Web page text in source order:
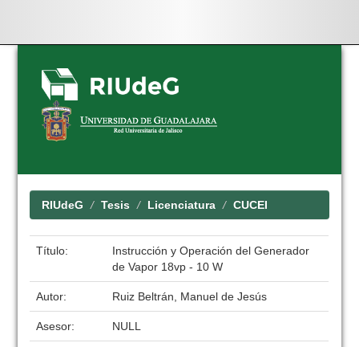
Skip
navigation
RIUdeG Tesis Licenciatura CUCEI
Título:
Instrucción y Operación del Generador
de Vapor 18vp - 10 W
Autor: Ruiz Beltrán, Manuel de Jesús
Asesor: NULL